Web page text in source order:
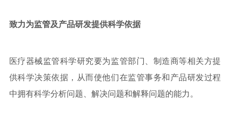
致力为监管及产品研发提供科学依据
医疗器械监管科学研究要为监管部门、制造商等相关方提
供科学决策依据，从而使他们在监管事务和产品研发过程
中拥有科学分析问题、解决问题和解释问题的能力。